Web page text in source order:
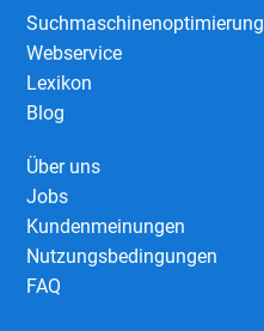
Suchmaschinenoptimierung
Webservice
Lexikon
Blog
Über uns
Jobs
Kundenmeinungen
Nutzungsbedingungen
FAQ